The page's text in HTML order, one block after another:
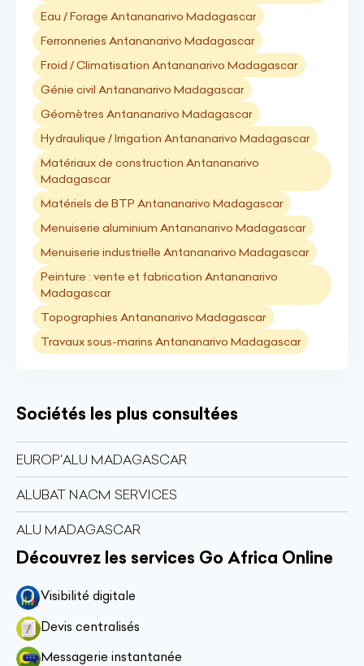
Eau / Forage Antananarivo Madagascar
Ferronneries Antananarivo Madagascar
Froid / Climatisation Antananarivo Madagascar
Génie civil Antananarivo Madagascar
Géomètres Antananarivo Madagascar
Hydraulique / Irrigation Antananarivo Madagascar
Matériaux de construction Antananarivo
Madagascar
Matériels de BTP Antananarivo Madagascar
Menuiserie aluminium Antananarivo Madagascar
Menuiserie industrielle Antananarivo Madagascar
Peinture : vente et fabrication Antananarivo
Madagascar
Topographies Antananarivo Madagascar
Travaux sous-marins Antananarivo Madagascar
Sociétés les plus consultées
EUROP'ALU MADAGASCAR
ALUBAT NACM SERVICES
ALU MADAGASCAR
Découvrez les services Go Africa Online
Visibilité digitale
Devis centralisés
Messagerie instantanée